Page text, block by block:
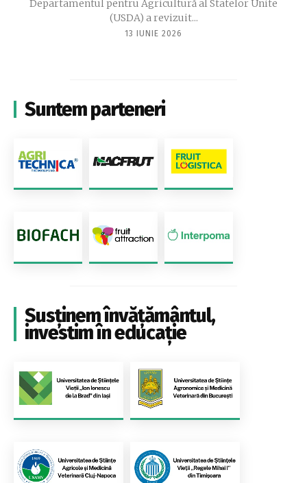
Departamentul pentru Agricultură al Statelor Unite
(USDA) a revizuit...
13 IUNIE 2026
Suntem parteneri
Susținem învățământul,
investim în educație